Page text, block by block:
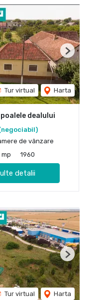
Tur virtual Harta
Next
dealului
de vânzare
mp 1960
detalii
Tur virtual Harta
Next